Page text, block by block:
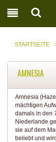
STARTSEITE
AMNESIA
Amnesia
mächtigen
damals in den
Niederlande
sie auf dem
beliebt und